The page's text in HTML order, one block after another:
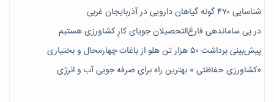
شناسایی ۴۷٠ گونه گیاهان دارویی در آذربایجان غربی
در پی ساماندهی فارغ‌التحصیلان جویای کارِ کشاورزی هستیم
پیش‎‌بینی برداشت ۵۰ هزار تن هلو از باغات چهارمحال و بختیاری
«کشاورزی حفاظتی » بهترین راه برای صرفه جویی آب و انرژی